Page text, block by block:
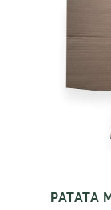
PATATA